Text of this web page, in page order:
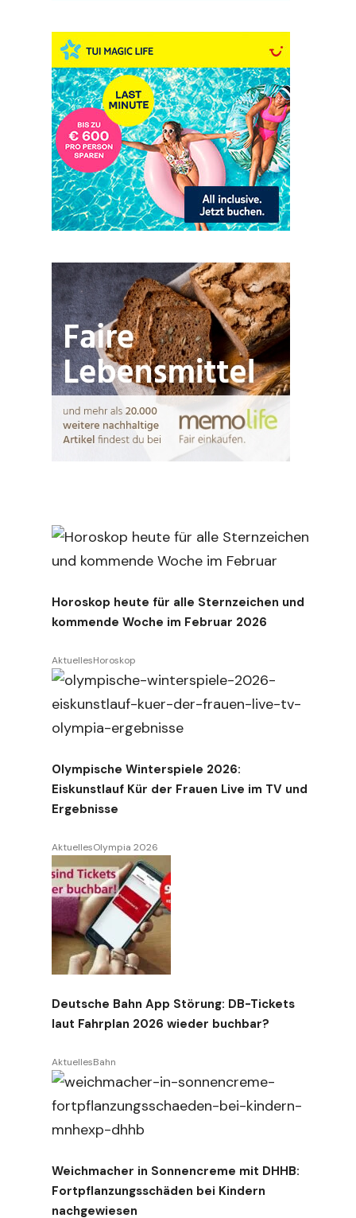
Horoskop heute für alle Sternzeichen und
kommende Woche im Februar 2026
AktuellesHoroskop
Olympische Winterspiele 2026:
Eiskunstlauf Kür der Frauen Live im TV und
Ergebnisse
AktuellesOlympia 2026
Deutsche Bahn App Störung: DB-Tickets
laut Fahrplan 2026 wieder buchbar?
AktuellesBahn
Weichmacher in Sonnencreme mit DHHB:
Fortpflanzungsschäden bei Kindern
nachgewiesen